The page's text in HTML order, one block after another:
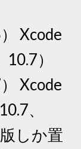
Xcode
）
Xcode
、
しか置